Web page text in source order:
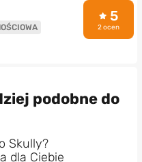
5
2 ocen
podobne do
Skully?
dla Ciebie